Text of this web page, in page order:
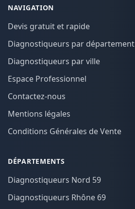
NAVIGATION
Devis gratuit et rapide
Diagnostiqueurs par département
Diagnostiqueurs par ville
Espace Professionnel
Contactez-nous
Mentions légales
Conditions Générales de Vente
DÉPARTEMENTS
Diagnostiqueurs Nord 59
Diagnostiqueurs Rhône 69